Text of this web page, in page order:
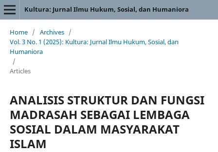
Kultura: Jurnal Ilmu Hukum, Sosial, dan Humaniora
Home / Archives /
Vol. 3 No. 1 (2025): Kultura: Jurnal Ilmu Hukum, Sosial, dan
Humaniora
/
Articles
ANALISIS STRUKTUR DAN FUNGSI
MADRASAH SEBAGAI LEMBAGA
SOSIAL DALAM MASYARAKAT
ISLAM